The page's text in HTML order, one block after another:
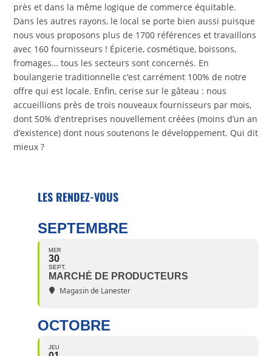
près et dans la même logique de commerce équitable.
Dans les autres rayons, le local se porte bien aussi puisque
nous vous proposons plus de 1700 références et travaillons
avec 160 fournisseurs ! Épicerie, cosmétique, boissons,
fromages… tous les secteurs sont concernés. En
boulangerie traditionnelle c’est carrément 100% de notre
offre qui est locale. Enfin, cerise sur le gâteau : nous
accueillions près de trois nouveaux fournisseurs par mois,
dont 50% d’entreprises nouvellement créées (moins d’un an
d’existence) dont nous soutenons le développement. Qui dit
mieux ?
LES RENDEZ-VOUS
SEPTEMBRE
MER
30
SEPT.
MARCHÉ DE PRODUCTEURS
Magasin de Lanester
OCTOBRE
JEU